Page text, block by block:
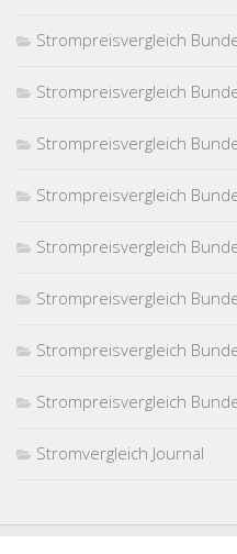
Strompreisvergleich
Strompreisvergleich
Strompreisvergleich
Strompreisvergleich
Strompreisvergleich
Strompreisvergleich
Strompreisvergleich
Strompreisvergleich
Stromvergleich Journal